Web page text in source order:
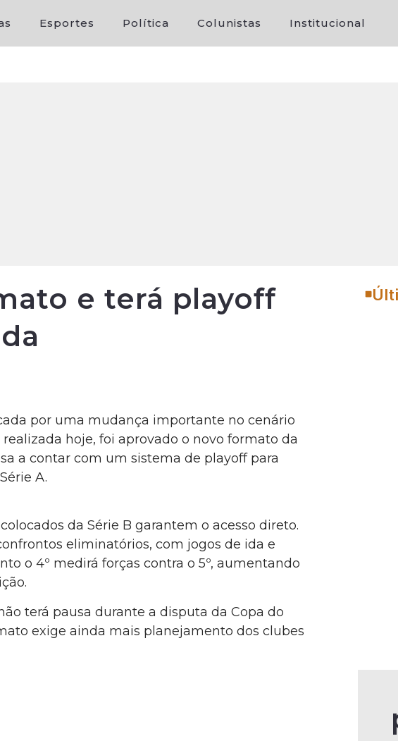
Esportes Política Colunistas Institucional
e terá playoff
por uma mudança importante no cenário
hoje, foi aprovado o novo formato da
a contar com um sistema de playoff para
A.
da Série B garantem o acesso direto.
eliminatórios, com jogos de ida e
o 4º medirá forças contra o 5º, aumentando
terá pausa durante a disputa da Copa do
exige ainda mais planejamento dos clubes